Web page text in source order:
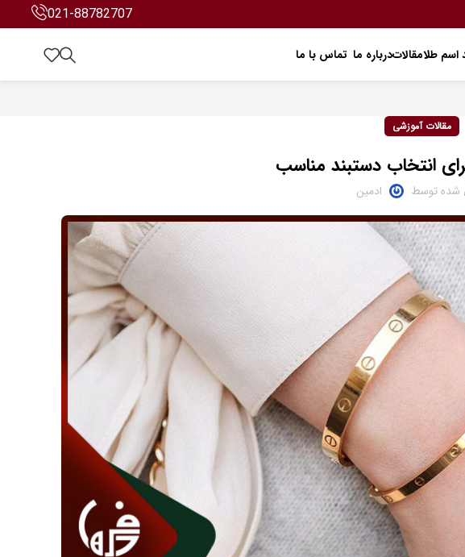
021-88782707
اسم طلامقالاتدرباره ما تماس با ما
مقالات آموزشی
شده توسط ادمین